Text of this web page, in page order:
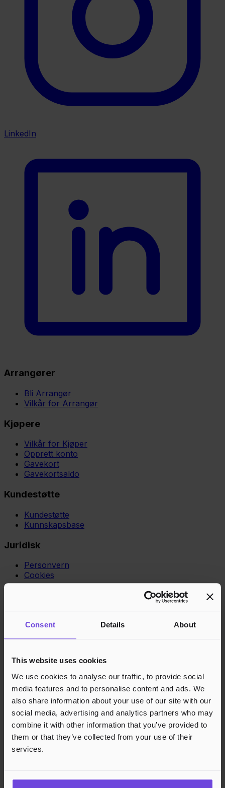
Consent Details About
This website uses cookies
We use cookies to analyse our traffic, to provide social
media features and to personalise content and ads. We
also share information about your use of our site with our
social media, advertising and analytics partners who may
combine it with other information that you’ve provided to
them or that they’ve collected from your use of their
services.
LinkedIn
Arrangører
Bli Arrangør
Vilkår for Arrangør
Kjøpere
Vilkår for Kjøper
Opprett konto
Gavekort
Gavekortsaldo
Kundestøtte
Kundestøtte
Kunnskapsbase
Juridisk
Personvern
Cookies
Tyskland Global
Deutsch Français
Godkjente betalingsmetoder